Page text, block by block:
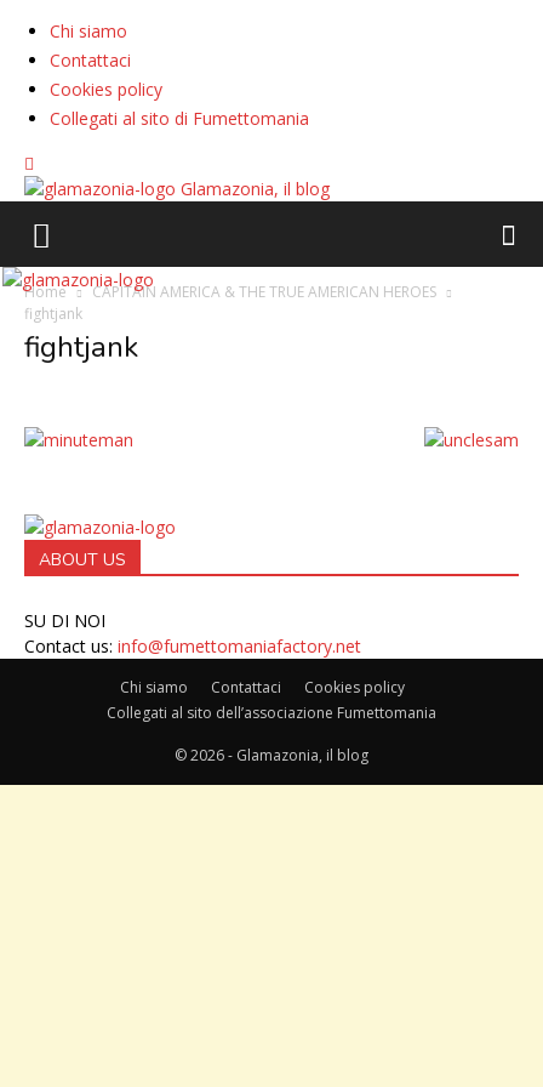
Chi siamo
Contattaci
Cookies policy
Collegati al sito di Fumettomania
Glamazonia, il blog
Home
CAPITAIN AMERICA & THE TRUE AMERICAN HEROES
fightjank
fightjank
ABOUT US
SU DI NOI
Contact us: info@fumettomaniafactory.net
Chi siamo Contattaci
Cookies policy
Collegati al sito dell’associazione Fumettomania
© 2026 - Glamazonia, il blog